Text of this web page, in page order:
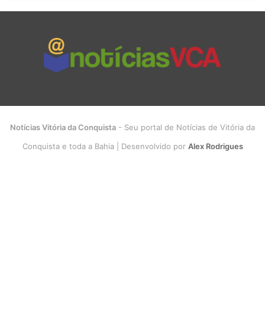
Notícias Vitória da Conquista - Seu portal de Notícias de Vitória da
Conquista e toda a Bahia | Desenvolvido por Alex Rodrigues